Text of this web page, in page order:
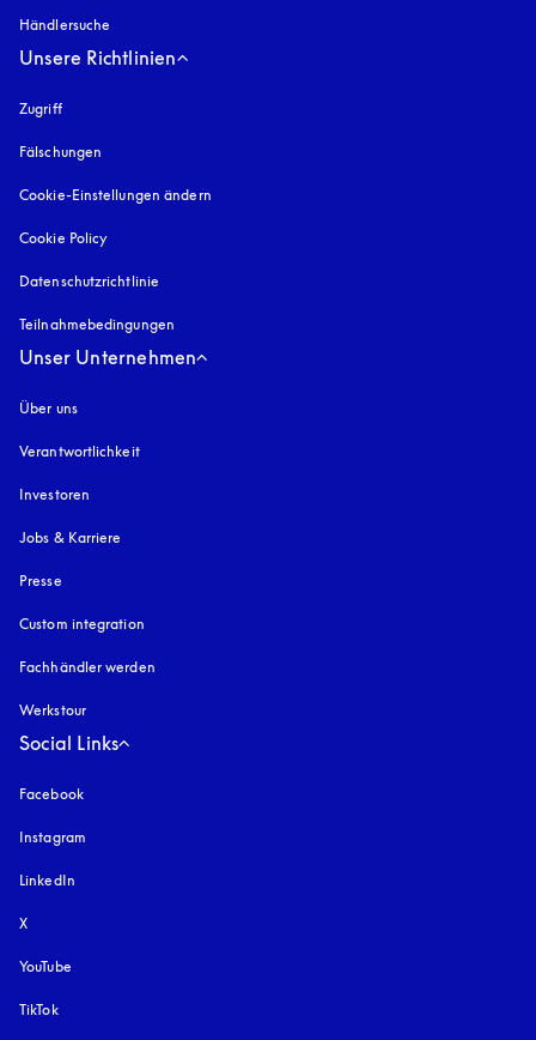
Händlersuche
Unsere Richtlinien
Zugrifföffnet sich in einem neuen Tab
Fälschungen
Cookie-Einstellungen ändern
Cookie Policy
Datenschutzrichtlinie
Teilnahmebedingungen
Unser Unternehmen
Über uns
Verantwortlichkeit
Investoren
Jobs & Karriere
Presse
Custom integration
Fachhändler werden
Werkstour
Social Links
Facebook
Instagram
LinkedIn
X
YouTube
TikTok